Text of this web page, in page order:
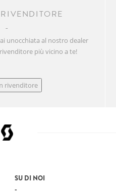
unocchiata al nostro dealer
più vicino a te!
rivenditore
SU DI NOI